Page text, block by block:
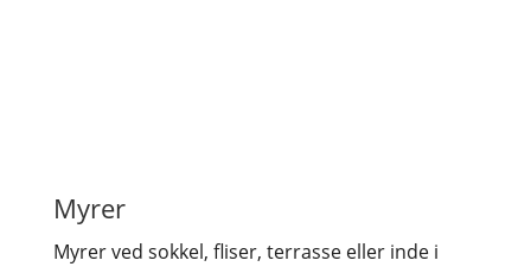
Myrer
Myrer ved sokkel, fliser, terrasse eller inde i